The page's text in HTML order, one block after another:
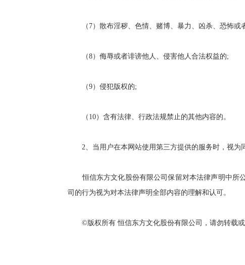
（7）散布淫秽、色情、赌博、暴力、凶杀、恐怖或
（8）侮辱或者诽谤他人、侵害他人合法权益的;
（9）侵犯版权的;
（10）含有法律、行政法规禁止的其他内容的。
2、当用户在本网站使用第三方提供的服务时，视为
恒信东方文化股份有限公司保留对本法律声明中所公
司的行为视为对本法律声明全部内容的理解和认可。
©版权所有 恒信东方文化股份有限公司，请勿转载或